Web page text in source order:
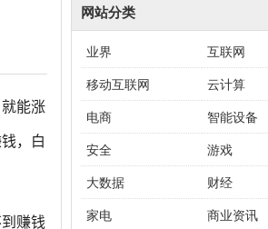
能涨
，白
赚钱
网站分类
业界 互联网
移动互联网 云计算
电商 智能设备
安全 游戏
大数据 财经
家电 商业资讯